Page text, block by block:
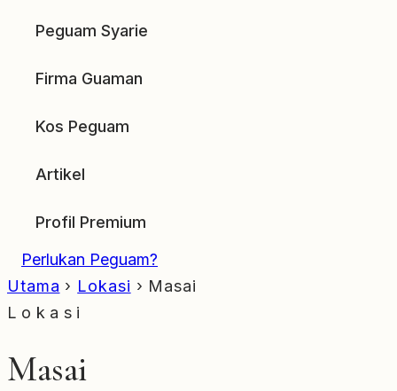
Peguam Syarie
Firma Guaman
Kos Peguam
Artikel
Profil Premium
Perlukan Peguam?
Utama › Lokasi › Masai
Lokasi
Masai